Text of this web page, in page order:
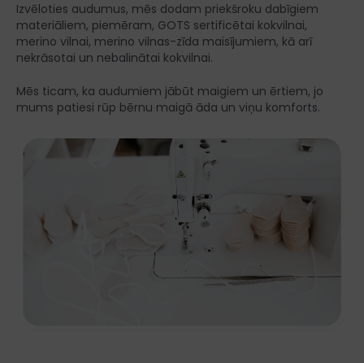
Izvēloties audumus, mēs dodam priekšroku dabīgiem
materiāliem, piemēram, GOTS sertificētai kokvilnai,
merino vilnai, merino vilnas-zīda maisījumiem, kā arī
nekrāsotai un nebalinātai kokvilnai.
Mēs ticam, ka audumiem jābūt maigiem un ērtiem, jo
mums patiesi rūp bērnu maigā āda un viņu komforts.